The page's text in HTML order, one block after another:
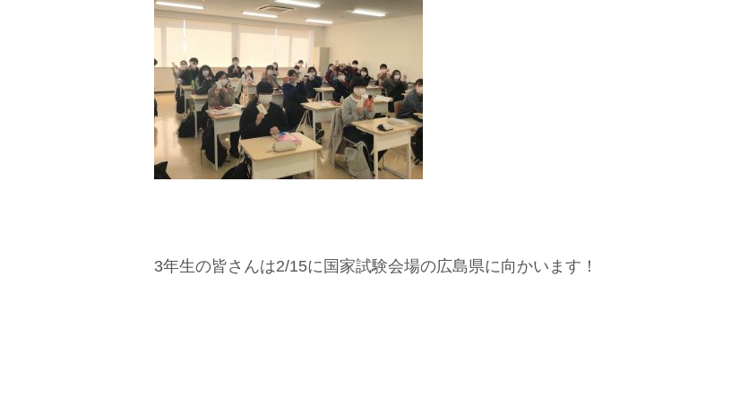
3年生の皆さんは2/15に国家試験会場の広島県に向かいます！